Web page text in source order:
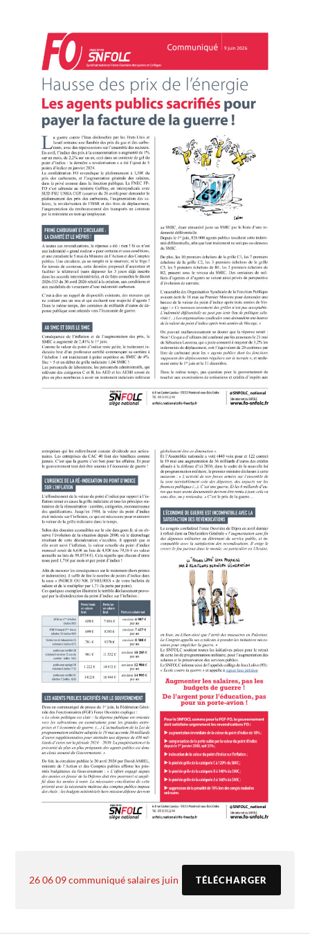
26 06 09 communiqué salaires juin TÉLÉCHARGER